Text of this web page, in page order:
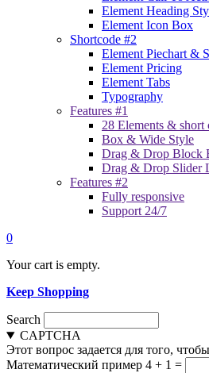
Element Heading
Element Icon Box
Shortcode #2
Element Piechart &
Element Pricing
Element Tabs
Typography
Features #1
28 Elements & short
Box & Wide Style
Drag & Drop Block
Drag & Drop Slider
Features #2
Fully responsive
Support 24/7
0
Your cart is empty.
Keep Shopping
Search
CAPTCHA
Этот вопрос задается для того,
Математический пример 4 + 1 =